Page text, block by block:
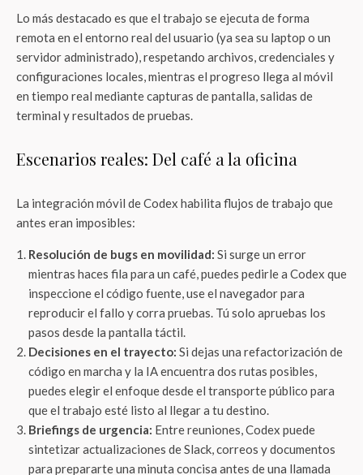
Lo más destacado es que el trabajo se ejecuta de forma
remota en el entorno real del usuario (ya sea su laptop o un
servidor administrado), respetando archivos, credenciales y
configuraciones locales, mientras el progreso llega al móvil
en tiempo real mediante capturas de pantalla, salidas de
terminal y resultados de pruebas.
Escenarios reales: Del café a la oficina
La integración móvil de Codex habilita flujos de trabajo que
antes eran imposibles:
Resolución de bugs en movilidad: Si surge un error
mientras haces fila para un café, puedes pedirle a Codex que
inspeccione el código fuente, use el navegador para
reproducir el fallo y corra pruebas. Tú solo apruebas los
pasos desde la pantalla táctil.
Decisiones en el trayecto: Si dejas una refactorización de
código en marcha y la IA encuentra dos rutas posibles,
puedes elegir el enfoque desde el transporte público para
que el trabajo esté listo al llegar a tu destino.
Briefings de urgencia: Entre reuniones, Codex puede
sintetizar actualizaciones de Slack, correos y documentos
para prepararte una minuta concisa antes de una llamada